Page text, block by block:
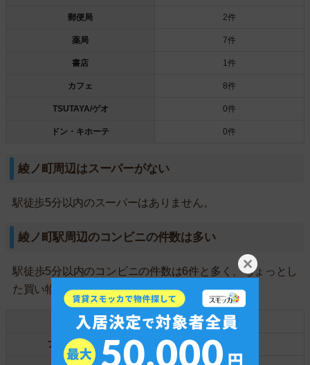
郵便局 2件
薬局 7件
書店 1件
カフェ 8件
TSUTAYA/ゲオ 0件
ドン・キホーテ 0件
綾ノ町周辺はスーパーがない
駅徒歩5分以内のスーパーはありません。
綾ノ町駅周辺のコンビニの件数は多い
駅徒歩5分以内のコンビニの件数は6件と多く、ちょっとし
た買い物に便利です。
セブンイレブン 1件
ファミリーマート